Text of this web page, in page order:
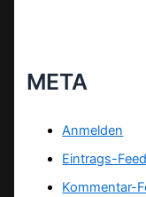
META
Anmelden
Eintrags-Feed
Kommentar-